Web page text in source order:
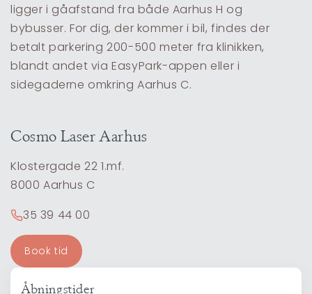
ligger i gåafstand fra både Aarhus H og
bybusser. For dig, der kommer i bil, findes der
betalt parkering 200-500 meter fra klinikken,
blandt andet via EasyPark-appen eller i
sidegaderne omkring Aarhus C.
Cosmo Laser Aarhus
Klostergade 22 1.mf.
8000 Aarhus C
35 39 44 00
Book tid
Åbningstider